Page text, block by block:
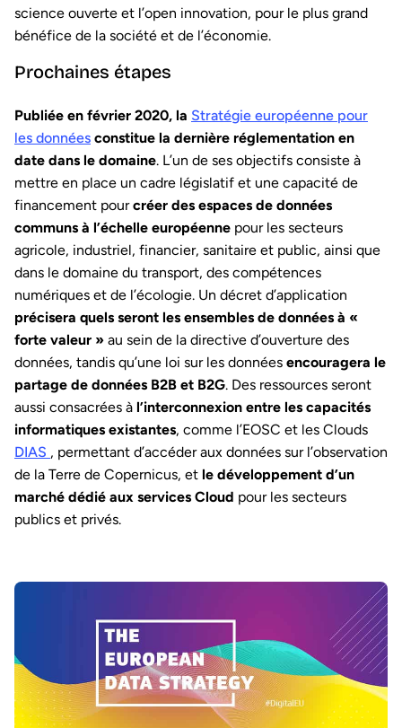
science ouverte et l’open innovation, pour le plus grand
bénéfice de la société et de l’économie.
Prochaines étapes
Publiée en février 2020, la Stratégie européenne pour
les données constitue la dernière réglementation en
date dans le domaine. L’un de ses objectifs consiste à
mettre en place un cadre législatif et une capacité de
financement pourcréer des espaces de données
communs à l’échelle européenne pour les secteurs
agricole, industriel, financier, sanitaire et public, ainsi que
dans le domaine du transport, des compétences
numériques et de l’écologie. Un décret d’application
précisera quels seront les ensembles de données à «
forte valeur » au sein de la directive d’ouverture des
données, tandis qu’une loi sur les données encouragera le
partage de données B2B et B2G. Des ressources seront
aussi consacrées à l’interconnexion entre les capacités
informatiques existantes, comme l’EOSC et les Clouds
DIAS , permettant d’accéder aux données sur l’observation
de la Terre de Copernicus, et le développement d’un
marché dédié aux services Cloud pour les secteurs
publics et privés.